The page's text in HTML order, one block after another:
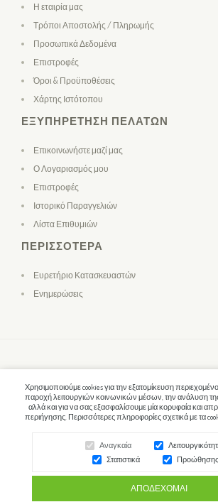
Χρησιμοποιούμε cookies για την εξατομίκευση
παροχή λειτουργιών κοινωνικών μέσων, την ανάλυση
αλλά και για να σας εξασφαλίσουμε μία κορυφαία και
περιήγησης. Περισσότερες πληροφορίες σχετικά με τα
Αναγκαία
Στατιστικά
Προώθησης
ΑΠΟΔΈΧΟΜΑΙ
Η εταιρία μας
Τρόποι Αποστολής / Πληρωμής
Προσωπικά Δεδομένα
Επιστροφές
Όροι & Προϋποθέσεις
Χάρτης Ιστότοπου
ΕΞΥΠΗΡΈΤΗΣΗ ΠΕΛΑΤΏΝ
Επικοινωνήστε μαζί μας
Ο Λογαριασμός μου
Επιστροφές
Ιστορικό Παραγγελιών
Λίστα Επιθυμιών
ΠΕΡΙΣΣΌΤΕΡΑ
Ευρετήριο Κατασκευαστών
Ενημερώσεις